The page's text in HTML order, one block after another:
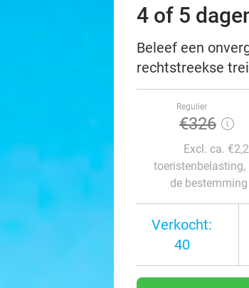
4 of 5
Beleef een
rechtstreekse
Regulier
€326
Excl. ca.
de
Verkocht:
40